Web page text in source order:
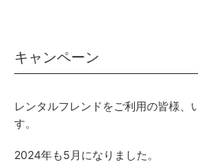
キャンペーン
レンタルフレンドをご利用の皆様、
す。
2024年も5月になりました。